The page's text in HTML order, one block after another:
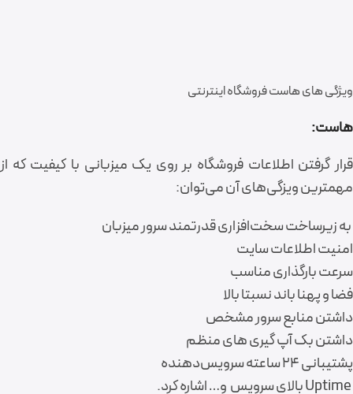
ویژگی های هاست فروشگاه اینترنتی
هاست:
قرار گرفتن اطلاعات فروشگاه بر روی یک میزبانی با کیفیت که از
مهمترین ویزگی‌های آن می‌توان:
به زیر‌ساخت سخت‌افزاری قدرتمند سرور میزبان
امنیت اطلاعات سایت
سرعت بارگذاری مناسب
فضا و پهنا باند نسبتا بالا
داشتن منابع سرور مشخص
داشتن بک آپ گیری های منظم
پشتیبانی ۲۴ ساعته سرویس‌دهنده